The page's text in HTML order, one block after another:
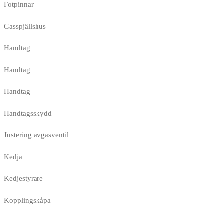
Fotpinnar
Gasspjällshus
Handtag
Handtag
Handtag
Handtagsskydd
Justering avgasventil
Kedja
Kedjestyrare
Kopplingskåpa